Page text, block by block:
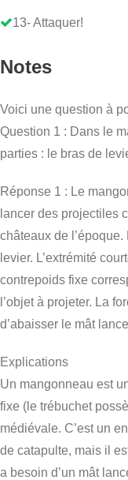
13- Attaquer!
Notes
Voici une question à
Question 1 : Dans le
parties : le bras de
Réponse 1 : Le
lancer des projectiles
châteaux de
levier. L’extrémité
contrepoids fixe
l’objet à projeter. La
d’abaisser le mât
Explications
Un mangonneau est
fixe (le trébuchet
médiévale. C’est un
de catapulte, mais il
a besoin d’un mât